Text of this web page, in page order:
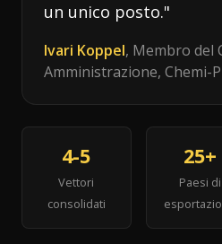
un unico posto."
Ivari Koppel, Membro del
Amministrazione, Chemi-
4-5
Vettori
consolidati
25+
Paesi di